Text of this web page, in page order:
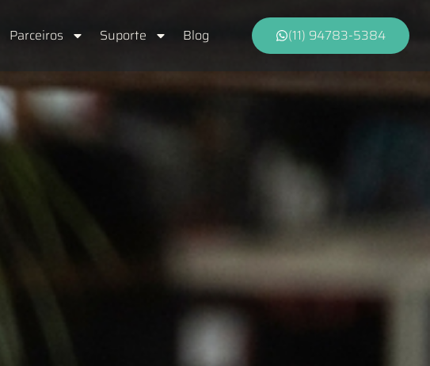
Parceiros Suporte Blog (11) 94783-5384